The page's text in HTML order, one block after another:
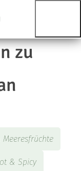
zu
Meeresfrüchte
& Spicy